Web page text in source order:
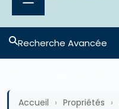
Recherche Avancée
Accueil › Propriétés ›